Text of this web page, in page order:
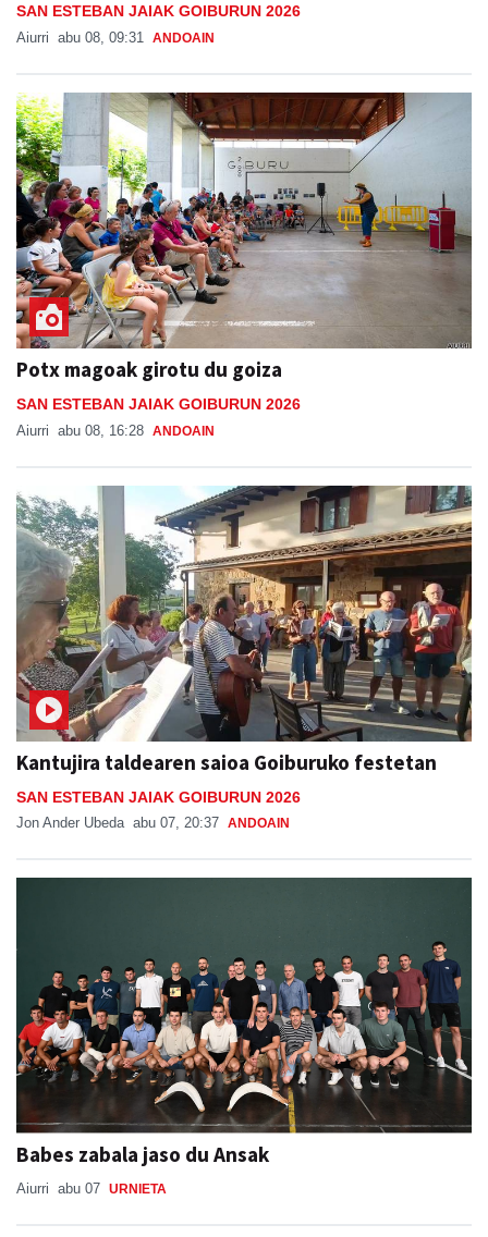
SAN ESTEBAN JAIAK GOIBURUN 2026
Aiurri abu 08, 09:31 ANDOAIN
Potx magoak girotu du goiza
SAN ESTEBAN JAIAK GOIBURUN 2026
Aiurri abu 08, 16:28 ANDOAIN
Kantujira taldearen saioa Goiburuko festetan
SAN ESTEBAN JAIAK GOIBURUN 2026
Jon Ander Ubeda abu 07, 20:37 ANDOAIN
Babes zabala jaso du Ansak
Aiurri abu 07 URNIETA